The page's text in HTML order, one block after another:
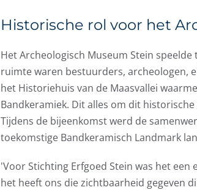
Historische rol voor het
Het Archeologisch Museum Stein
ruimte waren bestuurders, archeologen,
het Historiehuis van de Maasvallei
Bandkeramiek. Dit alles om dit
Tijdens de bijeenkomst werd de
toekomstige Bandkeramisch Landmark
'Voor Stichting Erfgoed Stein was het
het heeft ons die zichtbaarheid gegeven